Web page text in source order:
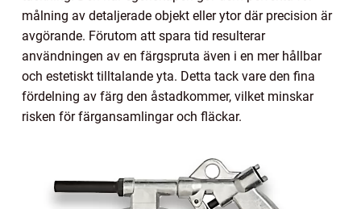
målning av detaljerade objekt eller ytor där precision är
avgörande. Förutom att spara tid resulterar
användningen av en färgspruta även i en mer hållbar
och estetiskt tilltalande yta. Detta tack vare den fina
fördelning av färg den åstadkommer, vilket minskar
risken för färgansamlingar och fläckar.